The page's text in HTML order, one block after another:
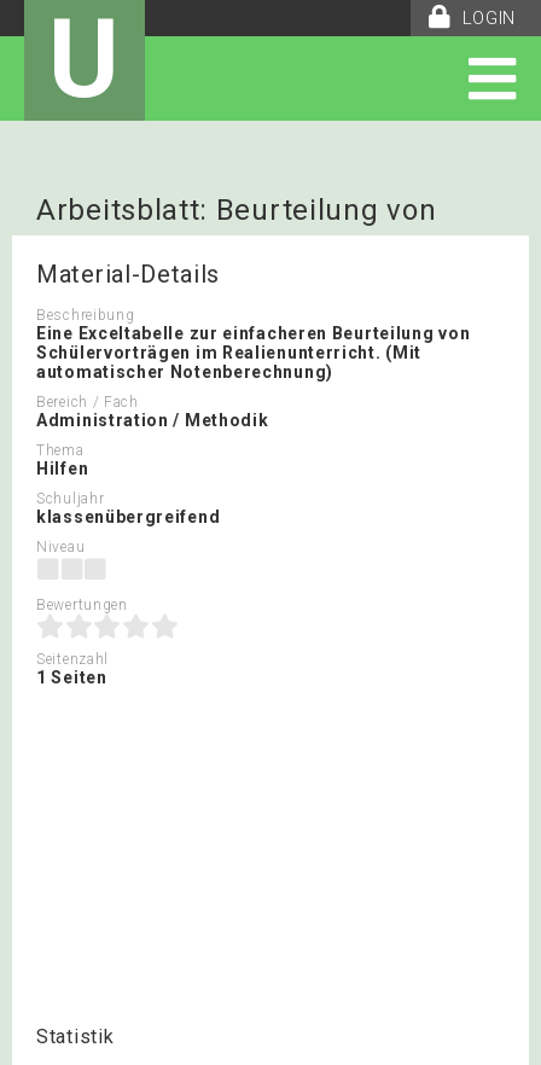
LOGIN
U
Arbeitsblatt: Beurteilung von
Schülervorträgen
Material-Details
Beschreibung
Eine Exceltabelle zur einfacheren Beurteilung von
Schülervorträgen im Realienunterricht. (Mit
automatischer Notenberechnung)
Bereich / Fach
Administration / Methodik
Thema
Hilfen
Schuljahr
klassenübergreifend
Niveau
Bewertungen
Seitenzahl
1 Seiten
Statistik